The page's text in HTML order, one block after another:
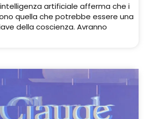
artificiale afferma che i
quella che potrebbe essere una
della coscienza. Avranno